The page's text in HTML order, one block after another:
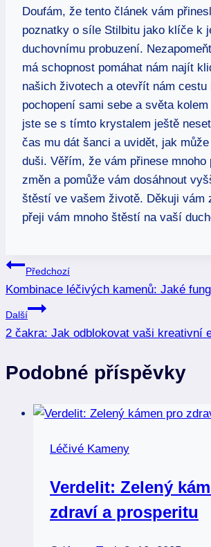
Doufám, že tento článek vám
poznatky o síle Stilbitu jako klíče k
duchovnímu probuzení.
má schopnost pomáhat nám najít
našich životech a otevřít nám
pochopení sami sebe a světa
jste se s tímto krystalem ještě
čas mu dát šanci a uvidět, jak
duši. Věřím, že vám přinese mnoho
změn a pomůže vám dosáhnout
štěstí ve vašem životě. Děkuji vám
přeji vám mnoho štěstí na vaší
Navigace
pro
příspěvek
Předchozí
Kombinace léčivých kamenů: Jaké
Další
2 čakra: Jak odblokovat vaši kreativní
Podobné příspěvky
Léčivé Kameny
Verdelit: Zelený
zdraví a prosperitu